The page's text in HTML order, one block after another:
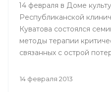
14 февраля в Доме
Республиканской
Куватова состоялся
методы терапии
связанных с острой
лечебной работе,
14 февраля 2013